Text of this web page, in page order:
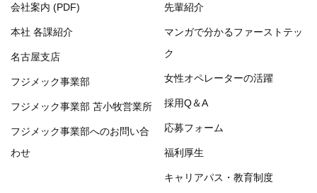
会社案内 (PDF)
本社 各課紹介
名古屋支店
フジメック事業部
フジメック事業部 苫小牧営業所
フジメック事業部へのお問い合
わせ
先輩紹介
マンガで分かるファーストテッ
ク
女性オペレーターの活躍
採用Q＆A
応募フォーム
福利厚生
キャリアパス・教育制度